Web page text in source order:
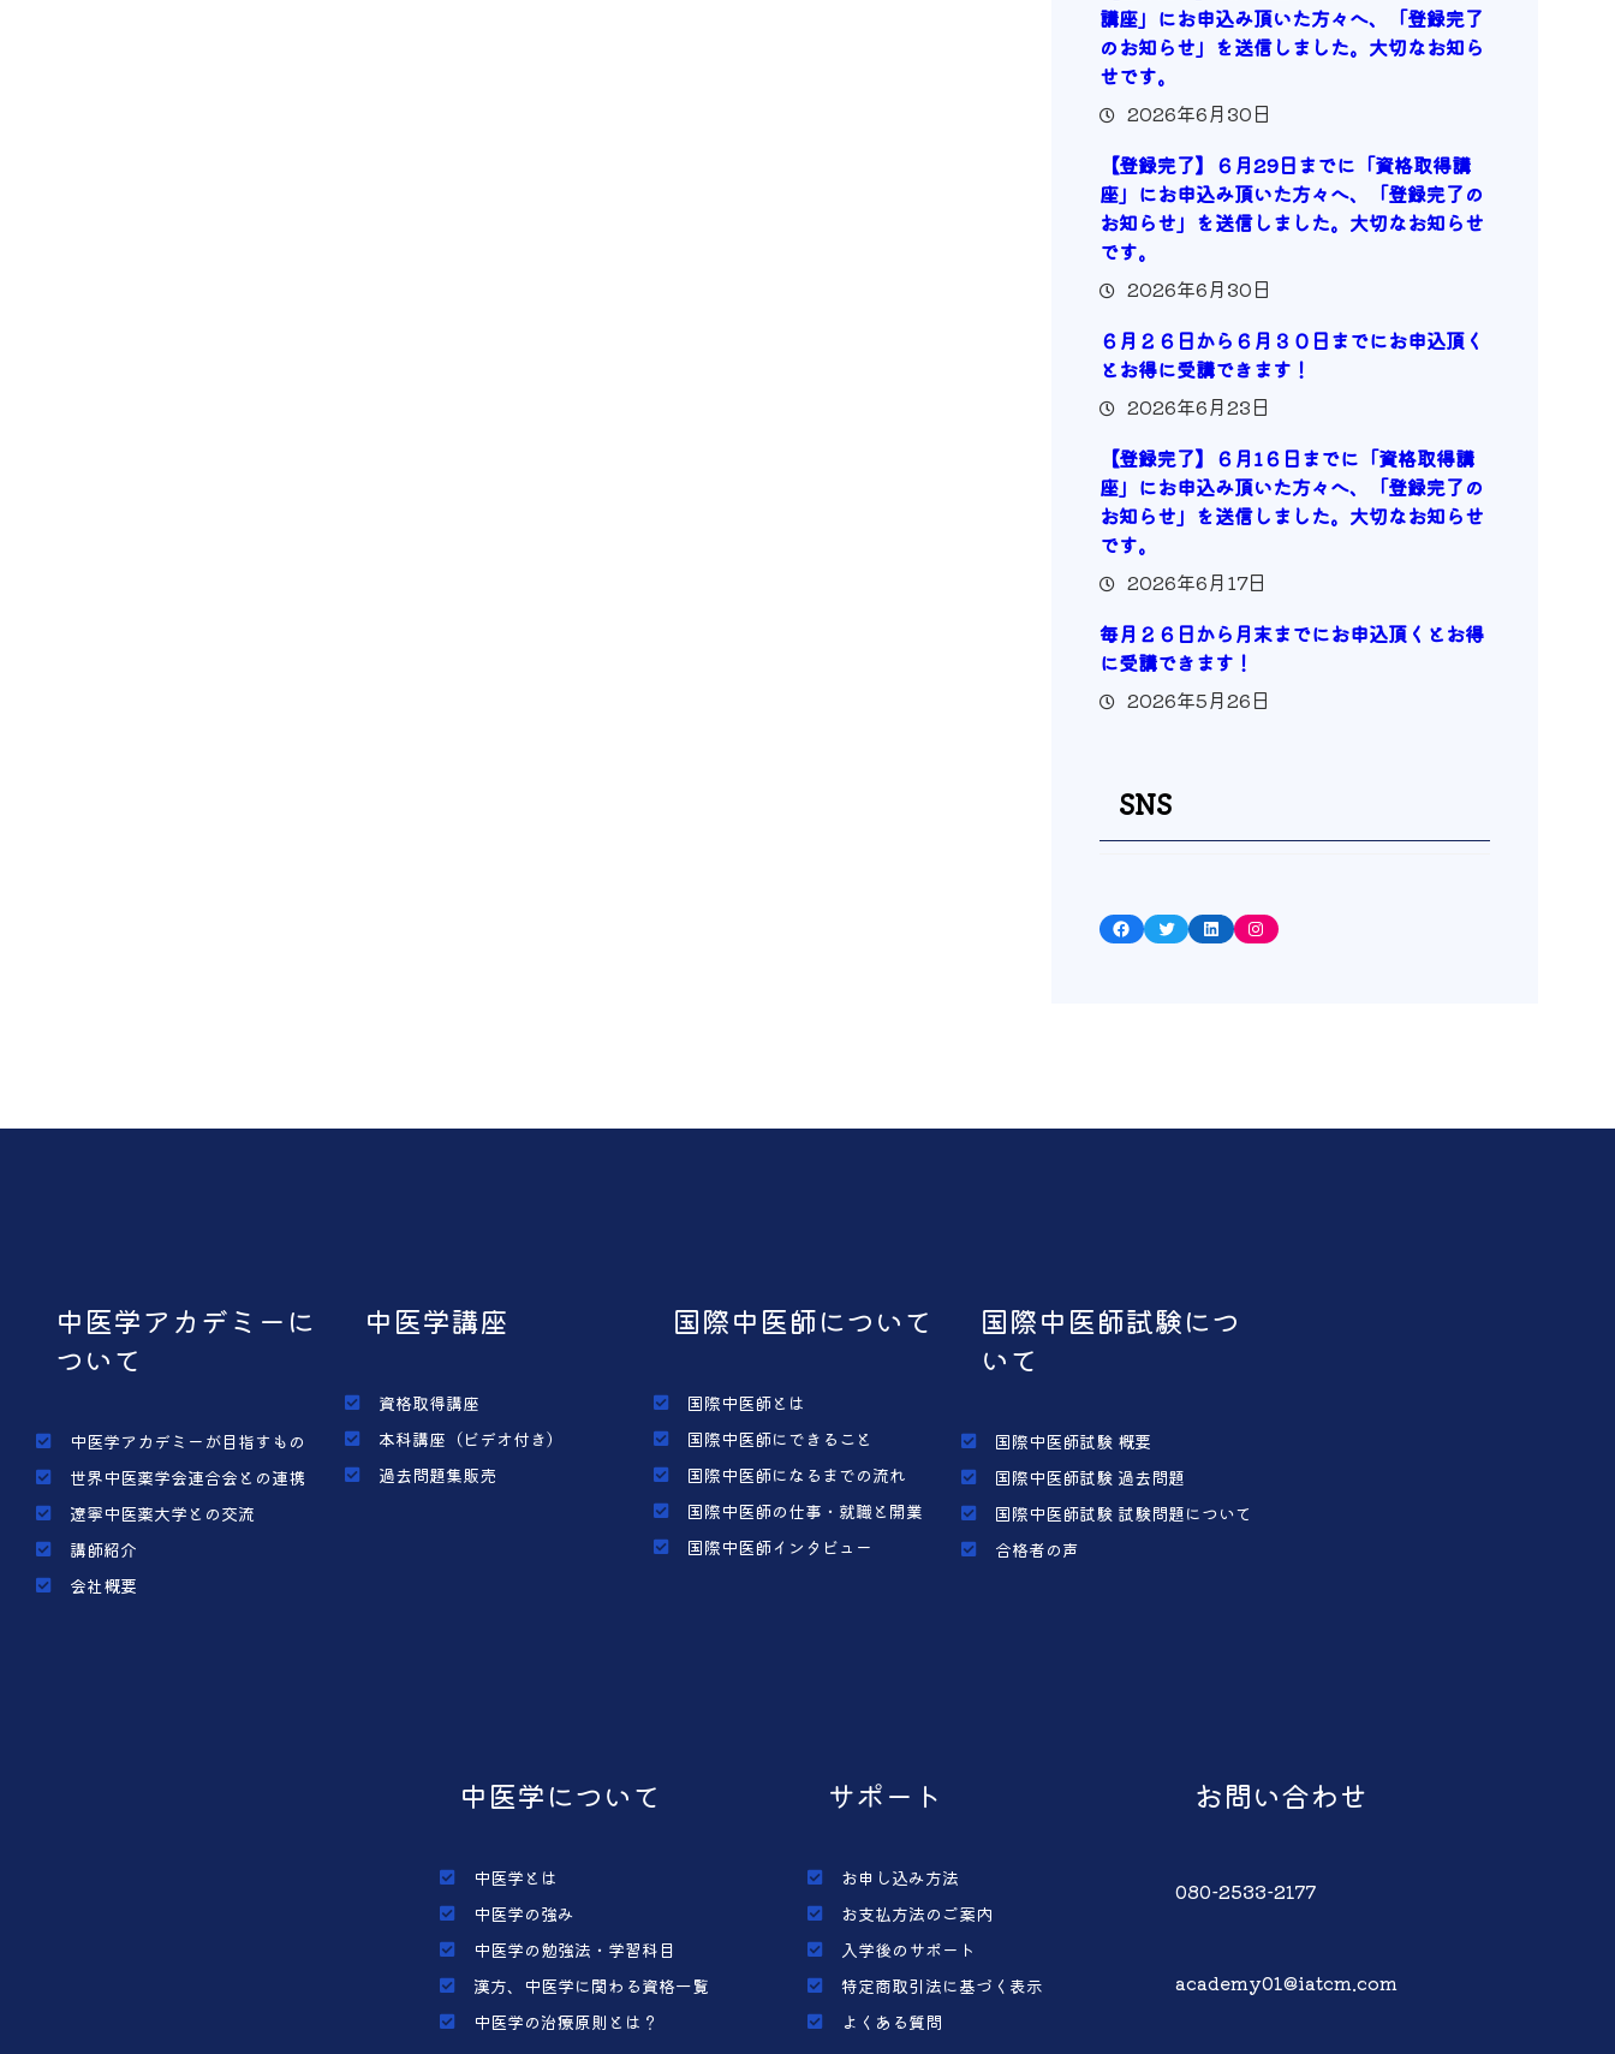
講座」にお申込み頂いた方々へ、「登録完了
のお知らせ」を送信しました。大切なお知ら
せです。
2026年6月30日
【登録完了】６月29日までに「資格取得講
座」にお申込み頂いた方々へ、「登録完了の
お知らせ」を送信しました。大切なお知らせ
です。
2026年6月30日
６月２６日から６月３０日までにお申込頂く
とお得に受講できます！
2026年6月23日
【登録完了】６月1６日までに「資格取得講
座」にお申込み頂いた方々へ、「登録完了の
お知らせ」を送信しました。大切なお知らせ
です。
2026年6月17日
毎月２６日から月末までにお申込頂くとお得
に受講できます！
2026年5月26日
SNS
Facebook Twitter LinkedIn Instagram
中医学アカデミーに
ついて
中医学アカデミーが目指すもの
世界中医薬学会連合会との連携
遼寧中医薬大学との交流
講師紹介
会社概要
中医学講座
資格取得講座
本科講座（ビデオ付き）
過去問題集販売
国際中医師について
国際中医師とは
国際中医師にできること
国際中医師になるまでの流れ
国際中医師の仕事・就職と開業
国際中医師インタビュー
国際中医師試験につ
いて
国際中医師試験 概要
国際中医師試験 過去問題
国際中医師試験 試験問題について
合格者の声
中医学について
中医学とは
中医学の強み
中医学の勉強法・学習科目
漢方、中医学に関わる資格一覧
中医学の治療原則とは？
サポート
お申し込み方法
お支払方法のご案内
入学後のサポート
特定商取引法に基づく表示
よくある質問
お問い合わせ
080-2533-2177
academy01@iatcm.com